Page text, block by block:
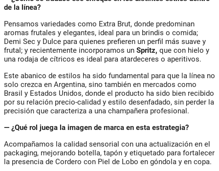
de la línea?
Pensamos variedades como Extra Brut, donde predominan
aromas frutales y elegantes, ideal para un brindis o comida;
Demi Sec y Dulce para quienes prefieren un perfil más suave y
frutal; y recientemente incorporamos un Spritz, que con hielo y
una rodaja de cítricos es ideal para atardeceres o aperitivos.
Este abanico de estilos ha sido fundamental para que la línea no
solo crezca en Argentina, sino también en mercados como
Brasil y Estados Unidos, donde el producto ha sido bien recibido
por su relación precio-calidad y estilo desenfadado, sin perder la
precisión que caracteriza a una champañera profesional.
— ¿Qué rol juega la imagen de marca en esta estrategia?
Acompañamos la calidad sensorial con una actualización en el
packaging, mejorando botella, tapón y etiquetado para fortalecer
la presencia de Cordero con Piel de Lobo en góndola y en copa.